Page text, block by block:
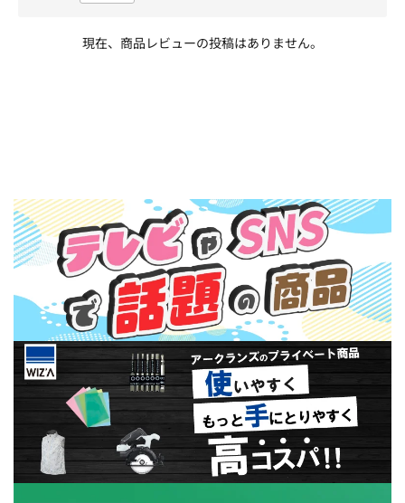
現在、商品レビューの投稿はありません。